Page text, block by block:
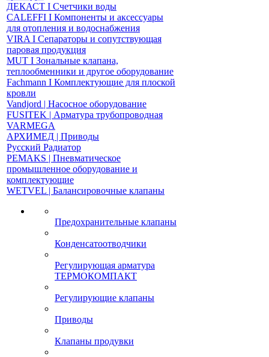
ДЕКАСТ І Счетчики воды
CALEFFI І Компоненты и аксессуары
для отопления и водоснабжения
VIRA І Сепараторы и сопутствующая
паровая продукция
MUT І Зональные клапана,
теплообменники и другое оборудование
Fachmann І Комплектующие для плоской
кровли
Vandjord | Насосное оборудование
FUSITEK | Арматура трубопроводная
VARMEGA
АРХИМЕД | Приводы
Русский Радиатор
PEMAKS | Пневматическое
промышленное оборудование и
комплектующие
WETVEL | Балансировочные клапаны
Предохранительные клапаны
Конденсатоотводчики
Регулирующая арматура
ТЕРМОКОМПАКТ
Регулирующие клапаны
Приводы
Клапаны продувки